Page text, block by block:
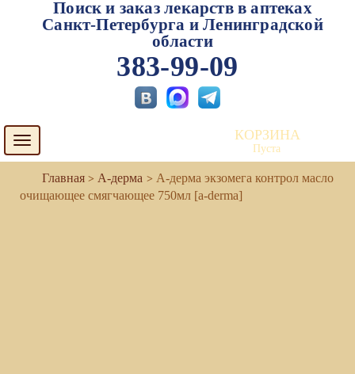
Поиск и заказ лекарств в аптеках
Санкт-Петербурга и Ленинградской
области
383-99-09
Toggle
navigation
КОРЗИНА
Пуста
А-дерма
А-дерма экзомега контрол масло
очищающее смягчающее 750мл [a-derma]